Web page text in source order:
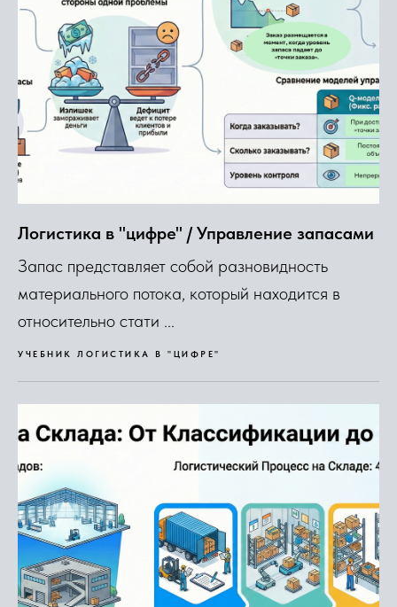
Логистика в "цифре" / Управление запасами
Запас представляет собой разновидность
материального потока, который находится в
относительно стати ...
УЧЕБНИК ЛОГИСТИКА В "ЦИФРЕ"